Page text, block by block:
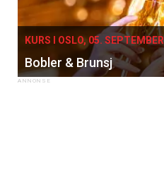
KURS I OSLO, 05. SEPTEMBER
Bobler & Brunsj